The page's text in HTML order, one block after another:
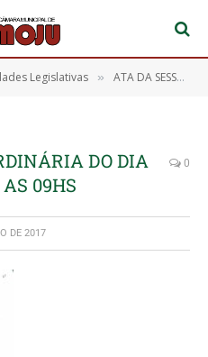
Legislativas » ATA DA SESSÃO ORDINÁRIA DA CÂMARA MUNICIPAL DE MOJU. 19ª LEGISLATURA. REALIZADA NO DIA 03 DE MARÇO DE 2017
DO DIA
09HS
0
DE 2017